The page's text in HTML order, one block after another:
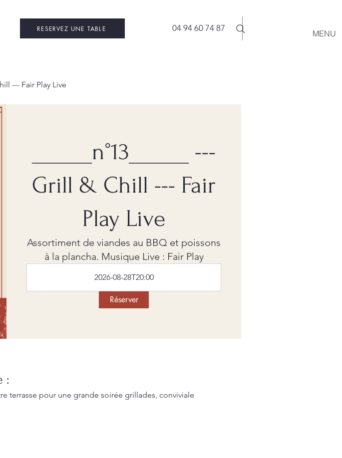
RESERVEZ UNE TABLE 04 94 60 74 87
MENU
--- Fair Play Live
______n°13______ ---
Grill & Chill --- Fair
Play Live
Assortiment de viandes au BBQ et poissons
à la plancha. Musique Live : Fair Play
2026-08-28T20:00
Réserver
:
terrasse pour une grande soirée grillades, conviviale